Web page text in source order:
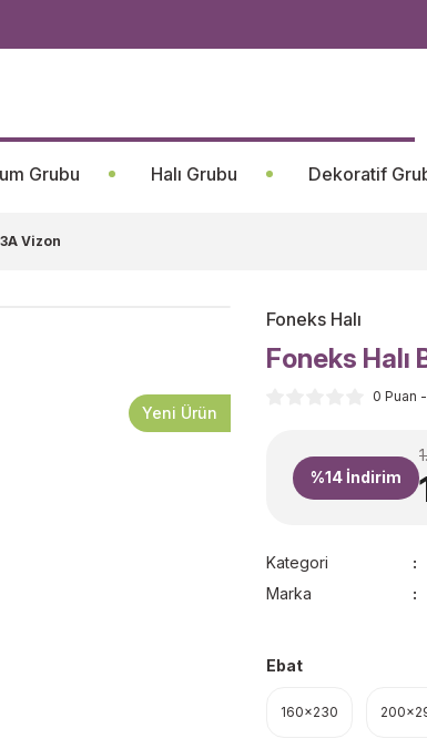
Grubu Halı Grubu Dekoratif
Vizon
Yeni Ürün
Foneks Halı
Foneks Halı
0 Puan
%14 İndirim
Kategori
Marka
Ebat
160x230